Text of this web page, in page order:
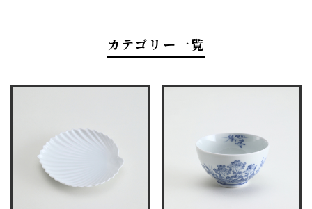
カテゴリー一覧